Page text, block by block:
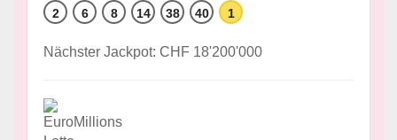
2 6 8 14 38 40 1
Nächster Jackpot: CHF 18'200'000